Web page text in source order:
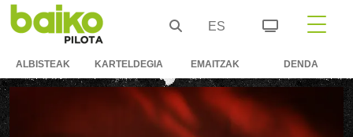
ES
ALBISTEAK KARTELDEGIA EMAITZAK DENDA